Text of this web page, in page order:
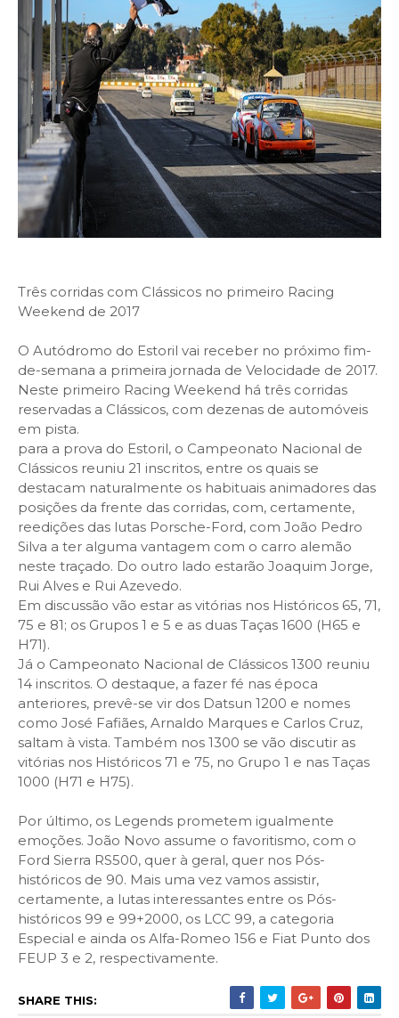
Três corridas com Clássicos no primeiro Racing
Weekend de 2017
O Autódromo do Estoril vai receber no próximo fim-
de-semana a primeira jornada de Velocidade de 2017.
Neste primeiro Racing Weekend há três corridas
reservadas a Clássicos, com dezenas de automóveis
em pista.
para a prova do Estoril, o Campeonato Nacional de
Clássicos reuniu 21 inscritos, entre os quais se
destacam naturalmente os habituais animadores das
posições da frente das corridas, com, certamente,
reedições das lutas Porsche-Ford, com João Pedro
Silva a ter alguma vantagem com o carro alemão
neste traçado. Do outro lado estarão Joaquim Jorge,
Rui Alves e Rui Azevedo.
Em discussão vão estar as vitórias nos Históricos 65, 71,
75 e 81; os Grupos 1 e 5 e as duas Taças 1600 (H65 e
H71).
Já o Campeonato Nacional de Clássicos 1300 reuniu
14 inscritos. O destaque, a fazer fé nas época
anteriores, prevê-se vir dos Datsun 1200 e nomes
como José Fafiães, Arnaldo Marques e Carlos Cruz,
saltam à vista. Também nos 1300 se vão discutir as
vitórias nos Históricos 71 e 75, no Grupo 1 e nas Taças
1000 (H71 e H75).
Por último, os Legends prometem igualmente
emoções. João Novo assume o favoritismo, com o
Ford Sierra RS500, quer à geral, quer nos Pós-
históricos de 90. Mais uma vez vamos assistir,
certamente, a lutas interessantes entre os Pós-
históricos 99 e 99+2000, os LCC 99, a categoria
Especial e ainda os Alfa-Romeo 156 e Fiat Punto dos
FEUP 3 e 2, respectivamente.
SHARE THIS: